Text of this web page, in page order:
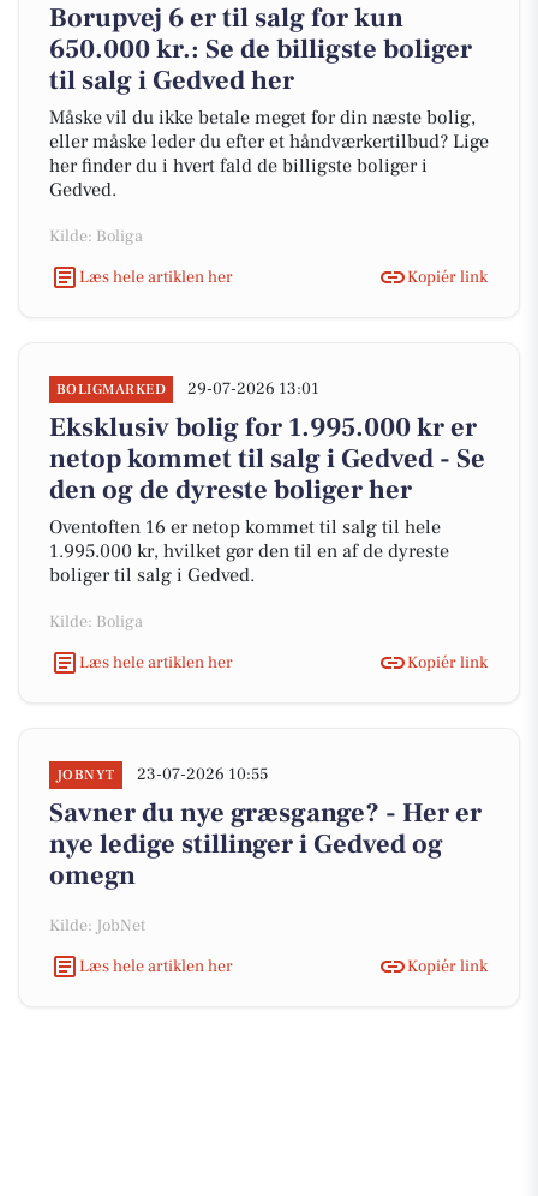
Borupvej 6 er til salg for kun
650.000 kr.: Se de billigste boliger
til salg i Gedved her
Måske vil du ikke betale meget for din næste bolig,
eller måske leder du efter et håndværkertilbud? Lige
her finder du i hvert fald de billigste boliger i
Gedved.
Kilde: Boliga
Læs hele artiklen her
Kopiér link
BOLIGMARKED 29-07-2026 13:01
Eksklusiv bolig for 1.995.000 kr er
netop kommet til salg i Gedved - Se
den og de dyreste boliger her
Oventoften 16 er netop kommet til salg til hele
1.995.000 kr, hvilket gør den til en af de dyreste
boliger til salg i Gedved.
Kilde: Boliga
Læs hele artiklen her
Kopiér link
JOBNYT 23-07-2026 10:55
Savner du nye græsgange? - Her er
nye ledige stillinger i Gedved og
omegn
Kilde: JobNet
Læs hele artiklen her
Kopiér link